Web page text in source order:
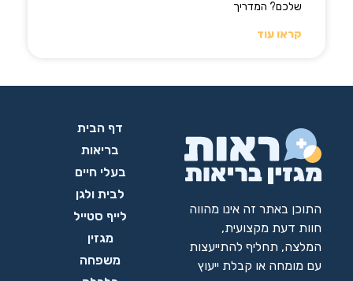
שלכם? המדריך
קראו עוד
התוכן באתר זה אינו מהווה
חוות דעת מקצועית,
המלצה, תחליף להתייעצות
עם מומחה או קבלת ייעוץ
דף הבית
בריאות
בעלי חיים
לבית ולגן
לייף סטייל
מגזין
משפחה